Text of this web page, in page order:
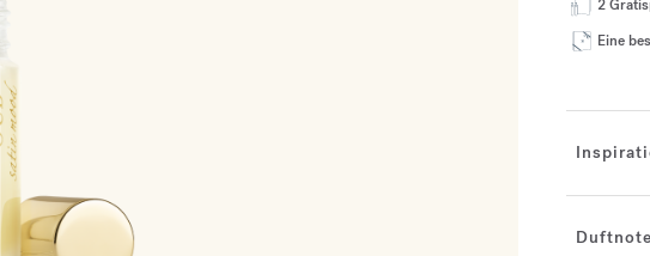
2
Eine